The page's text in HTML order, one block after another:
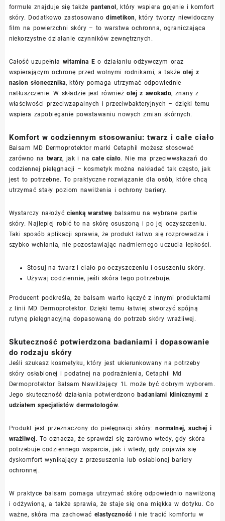
formule znajduje się także pantenol , który wspiera gojenie i komfort
skóry. Dodatkowo zastosowanodimetikon, który tworzy niewidoczny
film na powierzchni skóry – to warstwa ochronna, ograniczająca
niekorzystne działanie czynników zewnętrznych.
Całość uzupełnia witamina E o działaniu odżywczym oraz
wspierającym ochronę przed wolnymi rodnikami, a także olej z
nasion słonecznika, który pomaga utrzymać odpowiednie
natłuszczenie. W składzie jest równieżolej z awokado, znany z
właściwości przeciwzapalnych i przeciwbakteryjnych – dzięki temu
wspiera zapobieganie powstawaniu nowych zmian skórnych.
Komfort w codziennym stosowaniu: twarz i całe ciało
Balsam MD Dermoprotektor marki Cetaphil możesz stosować
zarówno na twarz, jak i nacałe ciało. Nie ma przeciwwskazań do
codziennej pielęgnacji – kosmetyk można nakładać tak często, jak
jest to potrzebne. To praktyczne rozwiązanie dla osób, które chcą
utrzymać stały poziom nawilżenia i ochrony bariery.
Wystarczy nałożyćcienką warstwębalsamu na wybrane partie
skóry. Najlepiej robić to na skórę osuszoną i po jej oczyszczeniu.
Taki sposób aplikacji sprawia, że produkt łatwo się rozprowadza i
szybko wchłania, nie pozostawiając nadmiernego uczucia lepkości.
Stosuj na twarz i ciało po oczyszczeniu i osuszeniu skóry.
Używaj codziennie, jeśli skóra tego potrzebuje.
Producent podkreśla, że balsam warto łączyć z innymi produktami
z linii MD Dermoprotektor. Dzięki temu łatwiej stworzyć spójną
rutynę pielęgnacyjną dopasowaną do potrzeb skóry wrażliwej.
Skuteczność potwierdzona badaniami i dopasowanie
do rodzaju skóry
Jeśli szukasz kosmetyku, który jest ukierunkowany na potrzeby
skóry osłabionej i podatnej na podrażnienia, Cetaphil Md
Dermoprotektor Balsam Nawilżający 1L może być dobrym wyborem.
Jego skuteczność działania potwierdzono badaniami klinicznymi z
udziałem specjalistów dermatologów.
Produkt jest przeznaczony do pielęgnacji skóry:normalnej, suchej i
wrażliwej. To oznacza, że sprawdzi się zarówno wtedy, gdy skóra
potrzebuje codziennego wsparcia, jak i wtedy, gdy pojawia się
dyskomfort wynikający z przesuszenia lub osłabionej bariery
ochronnej.
W praktyce balsam pomaga utrzymać skórę odpowiednio nawilżoną
i odżywioną, a także sprawia, że staje się ona miękka w dotyku. Co
ważne, skóra ma zachować elastyczność i nie tracić komfortu w